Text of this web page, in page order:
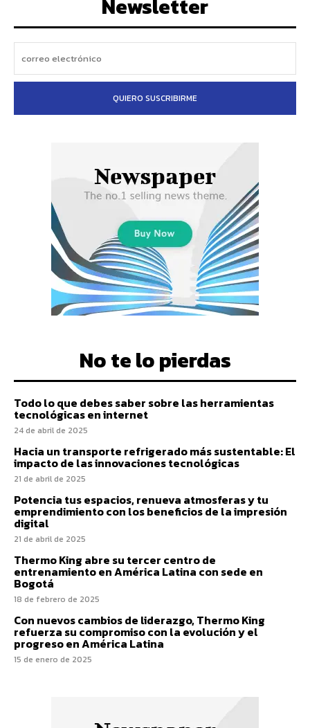
Newsletter
QUIERO SUSCRIBIRME
No te lo pierdas
Todo lo que debes saber sobre las herramientas
tecnológicas en internet
24 de abril de 2025
Hacia un transporte refrigerado más sustentable: El
impacto de las innovaciones tecnológicas
21 de abril de 2025
Potencia tus espacios, renueva atmosferas y tu
emprendimiento con los beneficios de la impresión
digital
21 de abril de 2025
Thermo King abre su tercer centro de
entrenamiento en América Latina con sede en
Bogotá
18 de febrero de 2025
Con nuevos cambios de liderazgo, Thermo King
refuerza su compromiso con la evolución y el
progreso en América Latina
15 de enero de 2025